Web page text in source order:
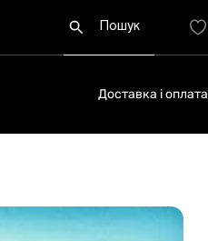
Доставка і оплата